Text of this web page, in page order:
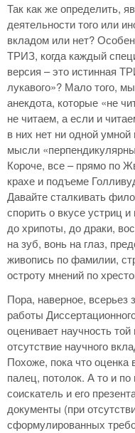
Так как же определить,
деятельности того или
вкладом или нет?
ТРИЗ, когда каждый
версия – это истинная
лукавого»? Мало того,
анекдота, которые «не
не читаем, а если и
в них нет ни одной
мысли
Короче, все – прямо по
крахе и подъеме
Давайте сталкивать
спорить о вкусе устриц
до хрипоты, до драки,
на зуб, вонь на глаз,
живопись по фамилии,
остроту мнений по
Пора, наверное, всерьез
работы
оценивает научность
отсутствие научного
Похоже, пока что оценка
палец, потолок. А то и
соискатель и его
документы (при
сформулированных